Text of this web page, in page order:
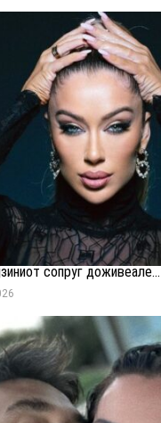
сопруг доживеале...